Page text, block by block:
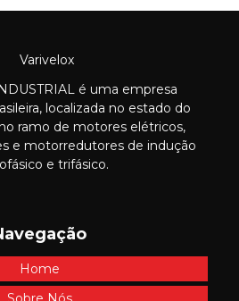
é uma empresa
localizada no estado do
ramo de motores elétricos,
e motorredutores de indução
e trifásico.
Home